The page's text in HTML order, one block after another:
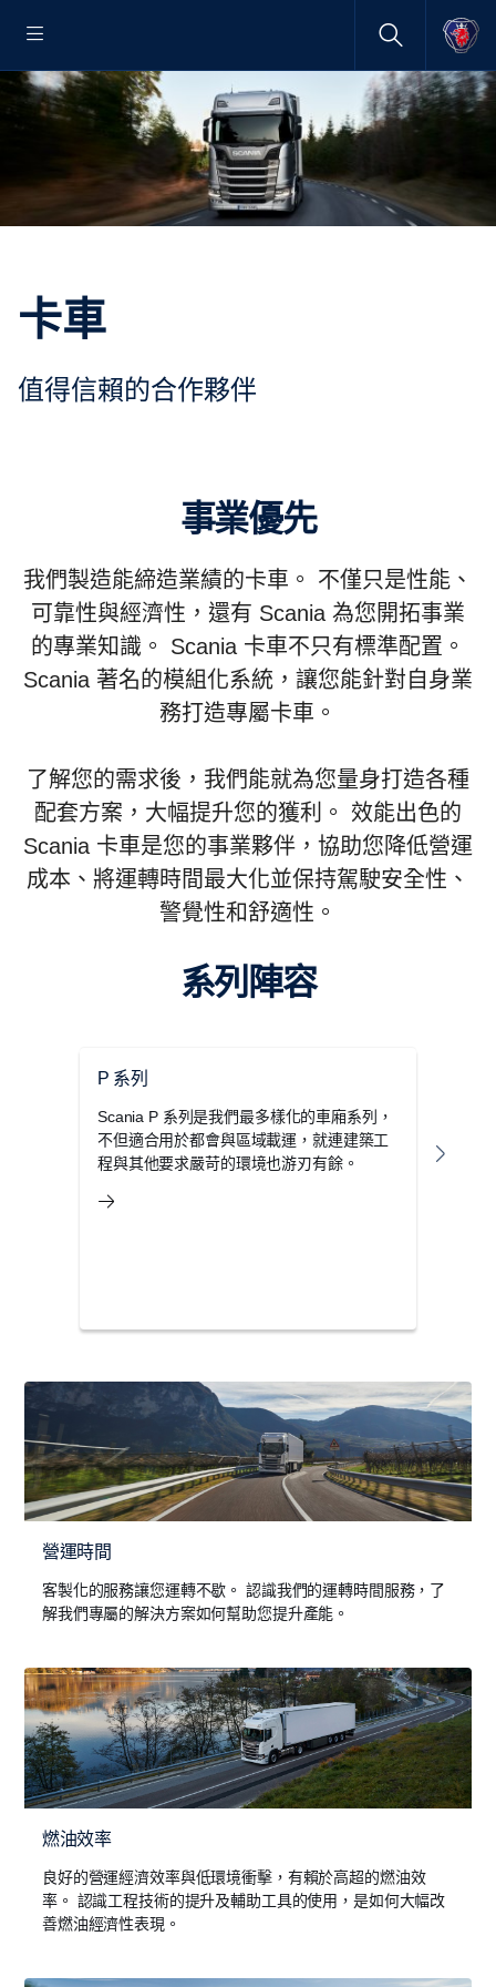
卡車
值得信賴的合作夥伴
事業優先
我們製造能締造業績的卡車。 不僅只是性能、
可靠性與經濟性，還有 Scania 為您開拓事業
的專業知識。 Scania 卡車不只有標準配置。
Scania 著名的模組化系統，讓您能針對自身業
務打造專屬卡車。
了解您的需求後，我們能就為您量身打造各種
配套方案，大幅提升您的獲利。 效能出色的
Scania 卡車是您的事業夥伴，協助您降低營運
成本、將運轉時間最大化並保持駕駛安全性、
警覺性和舒適性。
系列陣容
P 系列
Scania P 系列是我們最多樣化的車廂系列，
不但適合用於都會與區域載運，就連建築工
程與其他要求嚴苛的環境也游刃有餘。
營運時間
客製化的服務讓您運轉不歇。 認識我們的運轉時間服務，了
解我們專屬的解決方案如何幫助您提升產能。
燃油效率
良好的營運經濟效率與低環境衝擊，有賴於高超的燃油效
率。 認識工程技術的提升及輔助工具的使用，是如何大幅改
善燃油經濟性表現。